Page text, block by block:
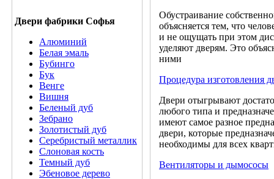
Двери фабрики Софья
Алюминий
Белая эмаль
Бубинго
Бук
Венге
Вишня
Беленый дуб
Зебрано
Золотистый дуб
Серебристый металлик
Слоновая кость
Темный дуб
Эбеновое дерево
Обустраивание
объясняется тем, что
и не ощущать при этом
уделяют дверям. Это
ними
Процедура изготовления
Двери отыгрывают
любого типа и
имеют самое разное
двери, которые
необходимы для всех
Вентиляторы и дымососы